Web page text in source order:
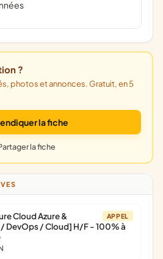
?
la fiche
la fiche
APPEL
Cloud Azure &
DevOps / Cloud] H/F - 100% à